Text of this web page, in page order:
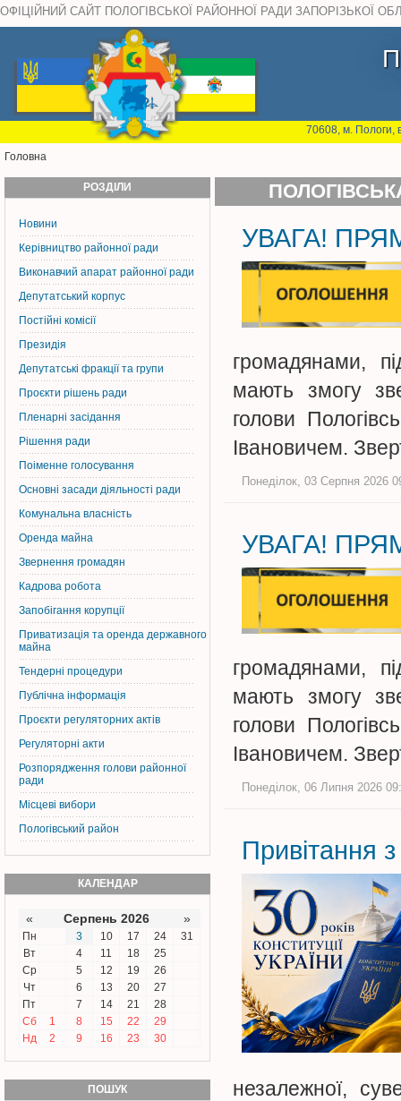
ОФІЦІЙНИЙ САЙТ ПОЛОГІВСЬКОЇ РАЙОННОЇ РАДИ ЗАПОРІЗЬКОЇ
70608, м. Пологи,
Головна
РОЗДІЛИ
Новини
Керiвництво районної ради
Виконавчий апарат районної ради
Депутатський корпус
Постiйнi комiсiї
Президія
Депутатські фракції та групи
Проєкти рішень ради
Пленарні засідання
Рішення ради
Поіменне голосування
Основні засади діяльності ради
Комунальна власність
Оренда майна
Звернення громадян
Кадрова робота
Запобігання корупції
Приватизація та оренда державного
майна
Тендерні процедури
Публічна інформація
Проєкти регуляторних актів
Регуляторні акти
Розпорядження голови районної
ради
Місцеві вибори
Пологівський район
КАЛЕНДАР
« Серпень 2026 »
Пн 3 10 17 24
31
Вт
4 11 18
25
Ср
5 12 19
26
Чт
6 13 20
27
Пт
7 14 21
28
Сб
1 8 15 22
29
Нд
2 9 16 23 30
ПОШУК
УВАГА!
громадянами,
мають змогу
голови
Івановичем.
Понеділок, 03 Серпня 2026
УВАГА!
громадянами,
мають змогу
голови
Івановичем.
Понеділок, 06 Липня 2026
Привітання
незалежної,